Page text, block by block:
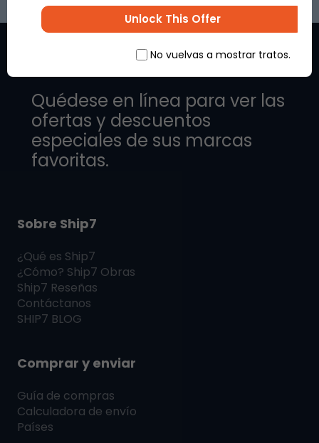
Quédese en línea para ver las
ofertas y descuentos
especiales de sus marcas
favoritas.
Sobre Ship7
¿Qué es Ship7
¿Cómo? Ship7 Obras
Ship7 Reseñas
Contáctanos
SHIP7 BLOG
Comprar y enviar
Guía de compras
Calculadora de envío
Países
Unlock This Offer
No vuelvas a mostrar tratos.